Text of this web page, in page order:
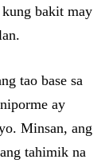
bakit may
tao base sa
ay
Minsan, ang
tahimik na